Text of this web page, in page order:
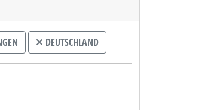
DEUTSCHLAND